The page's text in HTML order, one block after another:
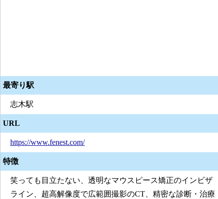
最寄り駅
志木駅
URL
https://www.fenest.com/
特徴
笑っても目立たない、透明なマウスピース矯正のインビザ
ライン、超高解像度で広範囲撮影のCT、精密な診断・治療